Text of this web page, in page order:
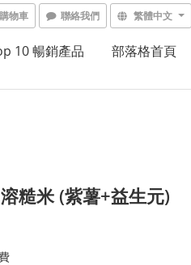
購物車 聯絡我們 繁體中文
10 暢銷產品 部落格首頁
糙米 (紫薯+益生元)